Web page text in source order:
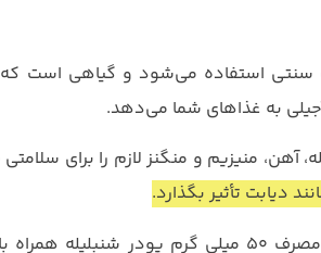
استفاده می‌شود و گیاهی است که
به غذاهای شما می‌دهد.
آهن، منیزیم و منگنز لازم را برای
دیابت تأثیر بگذارد.
یک مطالعه نشان می‌دهد که مصرف ۵۰ میلی